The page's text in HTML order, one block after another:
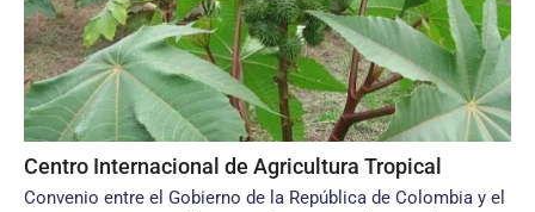
Centro Internacional de Agricultura Tropical
Convenio entre el Gobierno de la República de Colombia y el